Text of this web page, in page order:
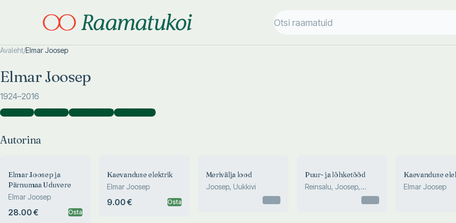
Avaleht/Elmar Joosep
Elmar Joosep
1924–2016
Autorina )Tõlkijana )Toimetajana )Koostajana )
Autorina
Elmar Joosep ja
Pärnumaa Uduvere
Elmar Joosep
28.00 € Osta
Kaevanduse elektrik
Elmar Joosep
9.00 € Osta
Merivälja lood
Joosep, Uukkivi
Puur- ja lõhketööd
Reinsalu, Joosep,
Kaevanduse
Elmar Joosep